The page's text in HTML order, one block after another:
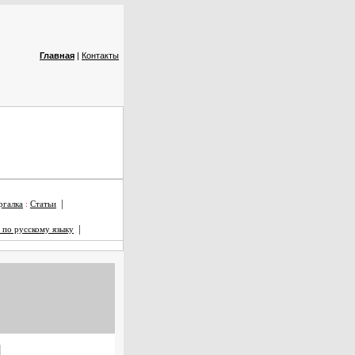
Главная | Контакты
: Статьи |
русскому языку |